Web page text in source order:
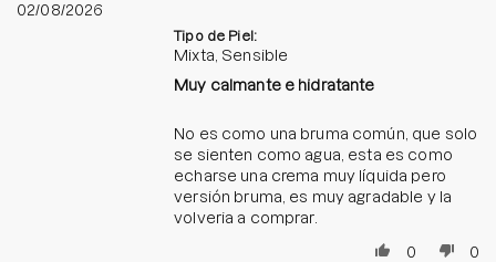
02/08/2026
Tipo de Piel:
Mixta, Sensible
Muy calmante e hidratante
No es como una bruma común, que solo
se sienten como agua, esta es como
echarse una crema muy líquida pero
versión bruma, es muy agradable y la
volveria a comprar.
0
0